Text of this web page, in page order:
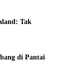
Tak
di Pantai